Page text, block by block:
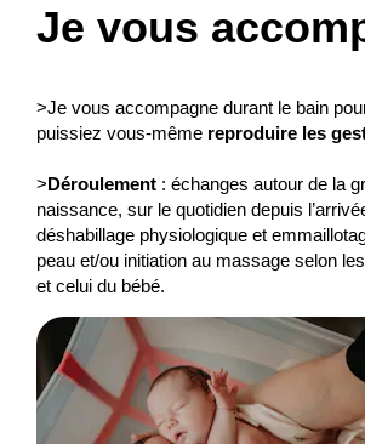
Je vous
>Je vous accompagne durant le bain
puissiez vous-même reproduire les
>Déroulement: échanges autour de la
naissance, sur le quotidien depuis
déshabillage physiologique et
peau et/ou initiation au massage selon
et celui du bébé.